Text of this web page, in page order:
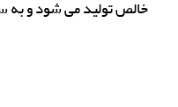
خالص تولید می شود و